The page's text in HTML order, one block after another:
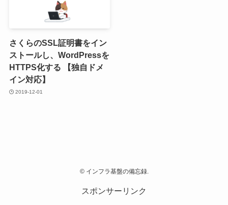
さくらのSSL証明書をイン
ストールし、WordPressを
HTTPS化する 【独自ドメ
イン対応】
2019-12-01
©インフラ基盤の備忘録.
スポンサーリンク